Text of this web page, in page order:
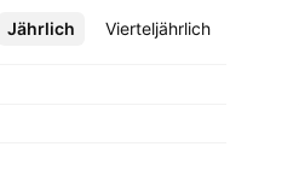
Jährlich Vierteljährlich
Mehr